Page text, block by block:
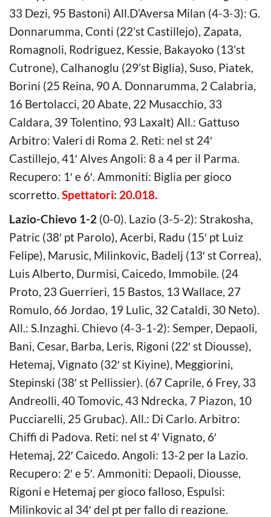
33 Dezi, 95 Bastoni) All.D’Aversa Milan (4-3-3): G.
Donnarumma, Conti (22’st Castillejo), Zapata,
Romagnoli, Rodriguez, Kessie, Bakayoko (13’st
Cutrone), Calhanoglu (29’st Biglia), Suso, Piatek,
Borini (25 Reina, 90 A. Donnarumma, 2 Calabria,
16 Bertolacci, 20 Abate, 22 Musacchio, 33
Caldara, 39 Tolentino, 93 Laxalt) All.: Gattuso
Arbitro: Valeri di Roma 2. Reti: nel st 24′
Castillejo, 41′ Alves Angoli: 8 a 4 per il Parma.
Recupero: 1′ e 6′. Ammoniti: Biglia per gioco
scorretto. Spettatori: 20.018.
Lazio-Chievo 1-2 (0-0). Lazio (3-5-2): Strakosha,
Patric (38′ pt Parolo), Acerbi, Radu (15′ pt Luiz
Felipe), Marusic, Milinkovic, Badelj (13′ st Correa),
Luis Alberto, Durmisi, Caicedo, Immobile. (24
Proto, 23 Guerrieri, 15 Bastos, 13 Wallace, 27
Romulo, 66 Jordao, 19 Lulic, 32 Cataldi, 30 Neto).
All.: S.Inzaghi. Chievo (4-3-1-2): Semper, Depaoli,
Bani, Cesar, Barba, Leris, Rigoni (22′ st Diousse),
Hetemaj, Vignato (32′ st Kiyine), Meggiorini,
Stepinski (38′ st Pellissier). (67 Caprile, 6 Frey, 33
Andreolli, 40 Tomovic, 43 Ndrecka, 7 Piazon, 10
Pucciarelli, 25 Grubac). All.: Di Carlo. Arbitro:
Chiffi di Padova. Reti: nel st 4′ Vignato, 6′
Hetemaj, 22′ Caicedo. Angoli: 13-2 per la Lazio.
Recupero: 2′ e 5′. Ammoniti: Depaoli, Diousse,
Rigoni e Hetemaj per gioco falloso, Espulsi:
Milinkovic al 34′ del pt per fallo di reazione.